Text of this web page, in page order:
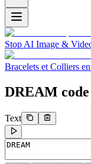
Stop AI Image &
Bracelets et Colliers
DREAM
Text